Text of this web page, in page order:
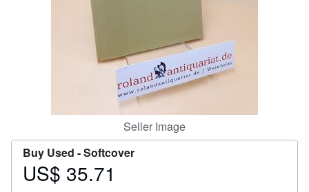
Seller Image
Buy Used -Softcover
Price
US$ 35.71